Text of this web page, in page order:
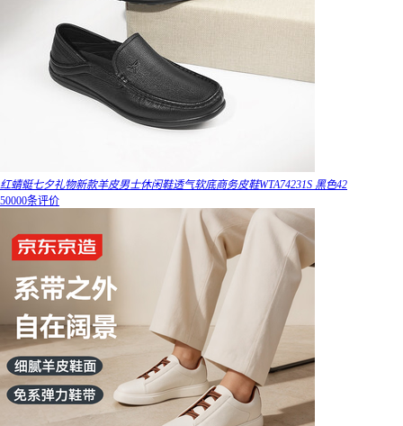
红蜻蜓七夕礼物新款羊皮男士休闲鞋透气软底商务皮鞋WTA74231S 黑色42
50000条评价